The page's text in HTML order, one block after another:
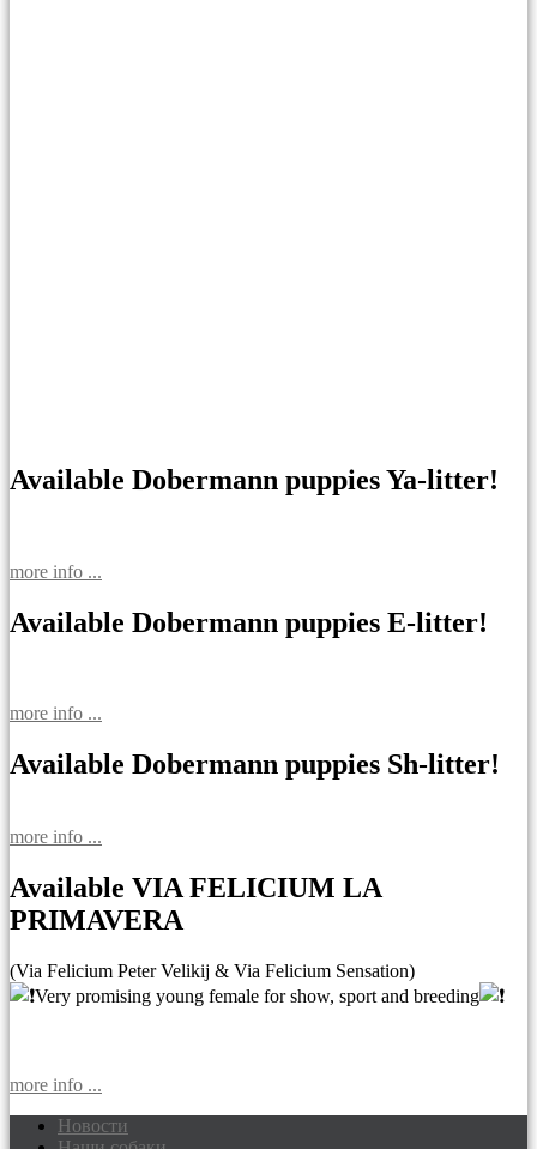
Available Dobermann puppies Ya-litter!
more info ...
Available Dobermann puppies E-litter!
more info ...
Available Dobermann puppies Sh-litter!
more info ...
Available VIA FELICIUM LA
PRIMAVERA
(Via Felicium Peter Velikij & Via Felicium Sensation)
Very promising young female for show, sport and breeding
more info ...
Новости